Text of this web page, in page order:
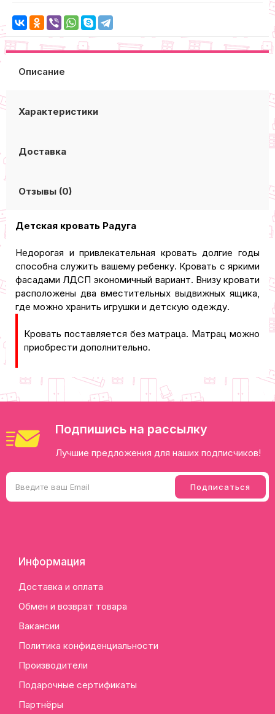
Описание
Характеристики
Доставка
Отзывы (0)
Детская кровать Радуга
Недорогая и привлекательная кровать долгие годы
способна служить вашему ребенку. Кровать с яркими
фасадами ЛДСП экономичный вариант. Внизу кровати
расположены два вместительных выдвижных ящика,
где можно хранить игрушки и детскую одежду.
Кровать поставляется без матраца. Матрац можно
приобрести дополнительно.
Подпишись на рассылку
Лучшие предложения для наших подписчиков!
Информация
Доставка и оплата
Обмен и возврат товара
Вакансии
Политика конфиденциальности
Производители
Подарочные сертификаты
Партнёры